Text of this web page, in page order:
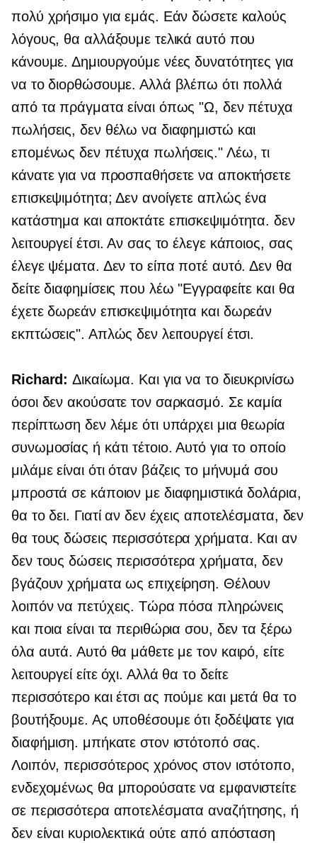
πολύ χρήσιμο για εμάς. Εάν δώσετε καλούς
λόγους, θα αλλάξουμε τελικά αυτό που
κάνουμε. Δημιουργούμε νέες δυνατότητες για
να το διορθώσουμε. Αλλά βλέπω ότι πολλά
από τα πράγματα είναι όπως "Ω, δεν πέτυχα
πωλήσεις, δεν θέλω να διαφημιστώ και
επομένως δεν πέτυχα πωλήσεις." Λέω, τι
κάνατε για να προσπαθήσετε να αποκτήσετε
επισκεψιμότητα; Δεν ανοίγετε απλώς ένα
κατάστημα και αποκτάτε επισκεψιμότητα. δεν
λειτουργεί έτσι. Αν σας το έλεγε κάποιος, σας
έλεγε ψέματα. Δεν το είπα ποτέ αυτό. Δεν θα
δείτε διαφημίσεις που λέω "Εγγραφείτε και θα
έχετε δωρεάν επισκεψιμότητα και δωρεάν
εκπτώσεις". Απλώς δεν λειτουργεί έτσι.
Richard: Δικαίωμα. Και για να το διευκρινίσω
όσοι δεν ακούσατε τον σαρκασμό. Σε καμία
περίπτωση δεν λέμε ότι υπάρχει μια θεωρία
συνωμοσίας ή κάτι τέτοιο. Αυτό για το οποίο
μιλάμε είναι ότι όταν βάζεις το μήνυμά σου
μπροστά σε κάποιον με διαφημιστικά δολάρια,
θα το δει. Γιατί αν δεν έχεις αποτελέσματα, δεν
θα τους δώσεις περισσότερα χρήματα. Και αν
δεν τους δώσεις περισσότερα χρήματα, δεν
βγάζουν χρήματα ως επιχείρηση. Θέλουν
λοιπόν να πετύχεις. Τώρα πόσα πληρώνεις
και ποια είναι τα περιθώρια σου, δεν τα ξέρω
όλα αυτά. Αυτό θα μάθετε με τον καιρό, είτε
λειτουργεί είτε όχι. Αλλά θα το δείτε
περισσότερο και έτσι ας πούμε και μετά θα το
βουτήξουμε. Ας υποθέσουμε ότι ξοδέψατε για
διαφήμιση. μπήκατε στον ιστότοπό σας.
Λοιπόν, περισσότερος χρόνος στον ιστότοπο,
ενδεχομένως θα μπορούσατε να εμφανιστείτε
σε περισσότερα αποτελέσματα αναζήτησης, ή
δεν είναι κυριολεκτικά ούτε από απόσταση